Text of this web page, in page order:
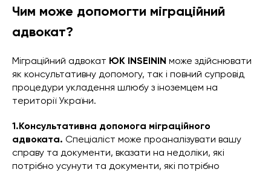
Чим може допомогти міграційний
адвокат?
Міграційний адвокат ЮК INSEININ може здійснювати
як консультативну допомогу, так і повний супровід
процедури укладення шлюбу з іноземцем на
території України.
1.Консультативна допомога міграційного
адвоката. Спеціаліст може проаналізувати вашу
справу та документи, вказати на недоліки, які
потрібно усунути та документи, які потрібно